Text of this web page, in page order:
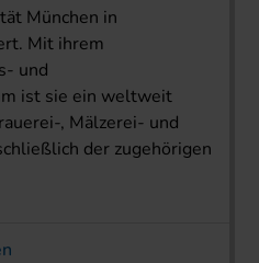
München in
Mit ihrem
und
ist sie ein weltweit
, Mälzerei- und
der zugehörigen